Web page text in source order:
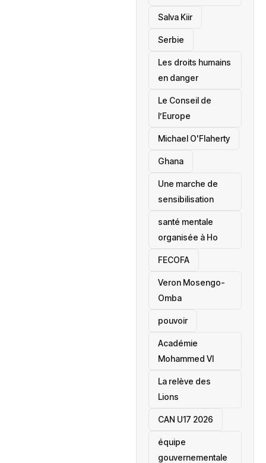
Salva Kiir
‎Serbie
Les droits humains
en danger
‎Le Conseil de
l’Europe
Michael O'Flaherty
‎Ghana
Une marche de
sensibilisation
santé mentale
organisée à Ho
‎FECOFA
Veron Mosengo-
Omba
pouvoir
Académie
Mohammed VI
La relève des
Lions
CAN U17 2026
équipe
gouvernementale